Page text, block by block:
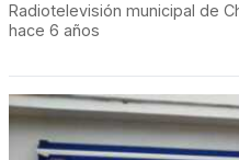
Radiotelevisión municipal de
hace 6 años